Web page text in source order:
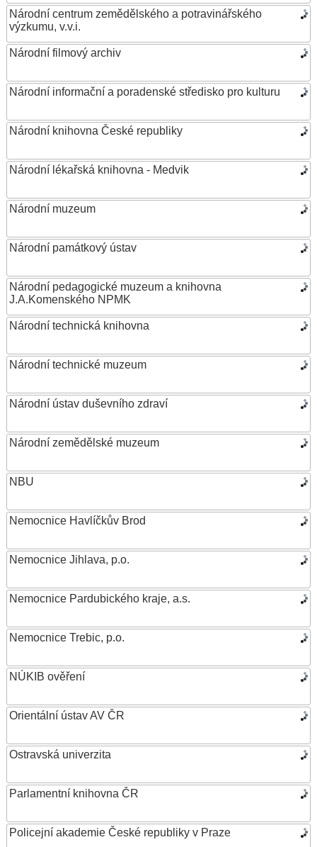
Národní centrum zemědělského a potravinářského
výzkumu, v.v.i.
Národní filmový archiv
Národní informační a poradenské středisko pro kulturu
Národní knihovna České republiky
Národní lékařská knihovna - Medvik
Národní muzeum
Národní památkový ústav
Národní pedagogické muzeum a knihovna
J.A.Komenského NPMK
Národní technická knihovna
Národní technické muzeum
Národní ústav duševního zdraví
Národní zemědělské muzeum
NBU
Nemocnice Havlíčkův Brod
Nemocnice Jihlava, p.o.
Nemocnice Pardubického kraje, a.s.
Nemocnice Trebic, p.o.
NÚKIB ověření
Orientální ústav AV ČR
Ostravská univerzita
Parlamentní knihovna ČR
Policejní akademie České republiky v Praze